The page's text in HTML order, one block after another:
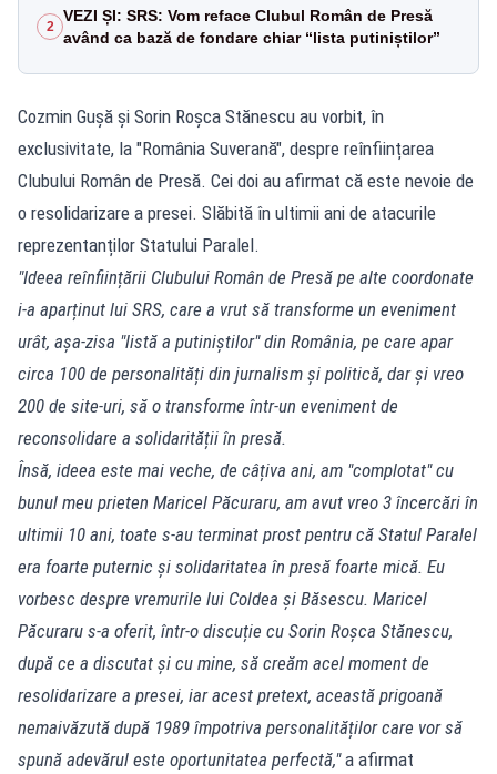
2
VEZI ȘI: SRS: Vom reface Clubul Român de Presă
având ca bază de fondare chiar “lista putiniștilor”
Cozmin Gușă și Sorin Roșca Stănescu au vorbit, în
exclusivitate, la "România Suverană", despre reînființarea
Clubului Român de Presă. Cei doi au afirmat că este nevoie de
o resolidarizare a presei. Slăbită în ultimii ani de atacurile
reprezentanților Statului Paralel.
"Ideea reînființării Clubului Român de Presă pe alte coordonate
i-a aparținut lui SRS, care a vrut să transforme un eveniment
urât, așa-zisa "listă a putiniștilor" din România, pe care apar
circa 100 de personalități din jurnalism și politică, dar și vreo
200 de site-uri, să o transforme într-un eveniment de
reconsolidare a solidarității în presă.
Însă, ideea este mai veche, de câțiva ani, am "complotat" cu
bunul meu prieten Maricel Păcuraru, am avut vreo 3 încercări în
ultimii 10 ani, toate s-au terminat prost pentru că Statul Paralel
era foarte puternic și solidaritatea în presă foarte mică. Eu
vorbesc despre vremurile lui Coldea și Băsescu. Maricel
Păcuraru s-a oferit, într-o discuție cu Sorin Roșca Stănescu,
după ce a discutat și cu mine, să creăm acel moment de
resolidarizare a presei, iar acest pretext, această prigoană
nemaivăzută după 1989 împotriva personalităților care vor să
spună adevărul este oportunitatea perfectă,"a afirmat